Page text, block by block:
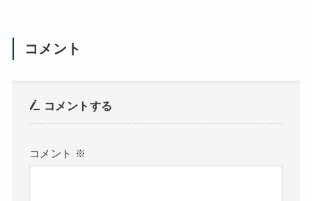
コメント
コメントする
コメント ※